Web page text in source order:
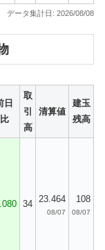
データ集計日: 2026/08/08
日
比
取
引
高
清算値
建玉
残高
34 23.464
08/07
108
08/07